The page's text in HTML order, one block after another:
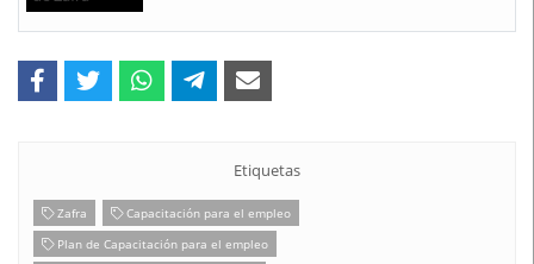
Etiquetas
Zafra
Capacitación para el empleo
Plan de Capacitación para el empleo